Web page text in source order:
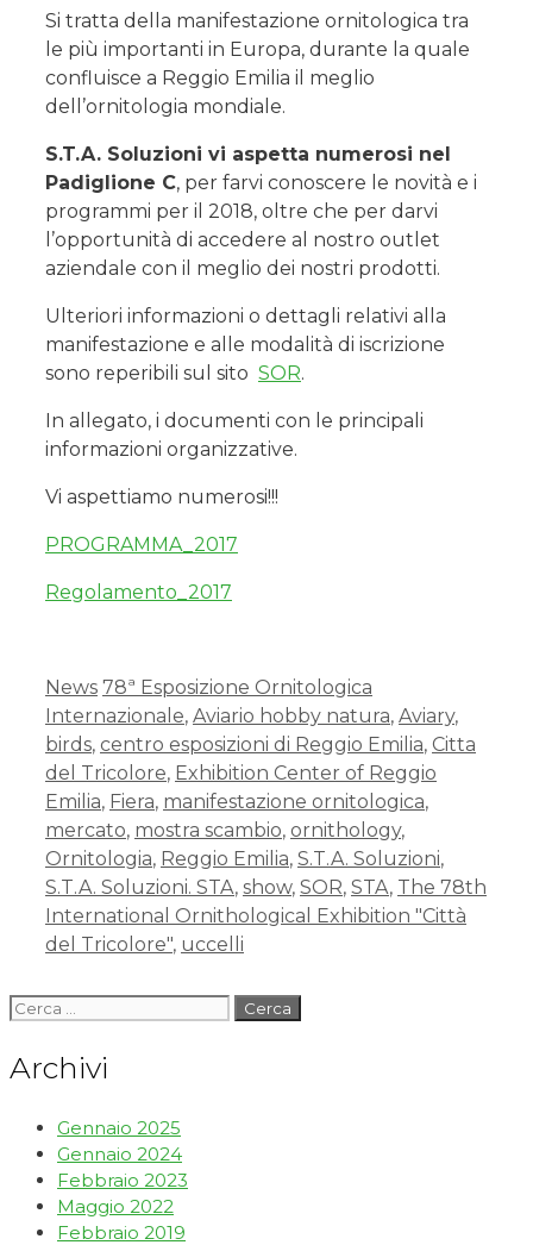
Si tratta della manifestazione ornitologica tra
le più importanti in Europa, durante la quale
confluisce a Reggio Emilia il meglio
dell’ornitologia mondiale.
S.T.A. Soluzioni vi aspetta numerosi nel
Padiglione C, per farvi conoscere le novità e i
programmi per il 2018, oltre che per darvi
l’opportunità di accedere al nostro outlet
aziendale con il meglio dei nostri prodotti.
Ulteriori informazioni o dettagli relativi alla
manifestazione e alle modalità di iscrizione
sono reperibili sul sito SOR.
In allegato, i documenti con le principali
informazioni organizzative.
Vi aspettiamo numerosi!!!
PROGRAMMA_2017
Regolamento_2017
News 78ª Esposizione Ornitologica
Internazionale, Aviario hobby natura, Aviary,
birds, centro esposizioni di Reggio Emilia, Citta
del Tricolore, Exhibition Center of Reggio
Emilia, Fiera, manifestazione ornitologica,
mercato, mostra scambio, ornithology,
Ornitologia, Reggio Emilia, S.T.A. Soluzioni,
S.T.A. Soluzioni. STA, show, SOR, STA, The 78th
International Ornithological Exhibition "Città
del Tricolore", uccelli
Archivi
Gennaio 2025
Gennaio 2024
Febbraio 2023
Maggio 2022
Febbraio 2019